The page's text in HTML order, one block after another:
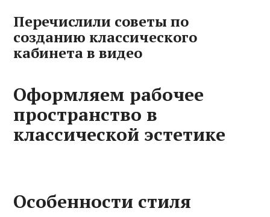
Перечислили советы по
созданию классического
кабинета в видео
Оформляем рабочее
пространство в
классической эстетике
Особенности стиля